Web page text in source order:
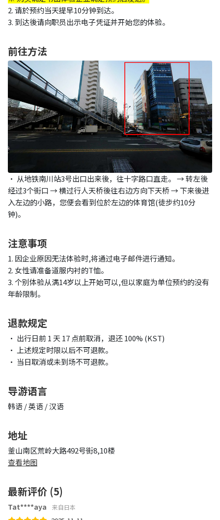
2. 请於预约当天提早10分钟到达。
3. 到达後请向职员出示电子凭证并开始您的体验。
前往方法
• 从地铁南川站3号出口出来後，往十字路口直走。 → 转左後
经过3个街口 → 横过行人天桥後往右边方向下天桥 → 下来後进
入左边的小路，您便会看到位於左边的体育馆(徒步约10分
钟)。
注意事项
1. 因企业原因无法体验时,将通过电子邮件进行通知。
2. 女性请准备道服内衬的T恤。
3. 个别体验从满14岁以上开始可以,但以家庭为单位预约的没有
年龄限制。
退款规定
• 出行日前 1 天 17 点前取消，退还 100% (KST)
• 上述规定时限以后不可退款。
• 当日取消或未到场不可退款。
导游语言
韩语 / 英语 / 汉语
地址
釜山南区荒岭大路492号街8,10楼
查看地图
最新评价 (5)
Tat****aya 来自日本